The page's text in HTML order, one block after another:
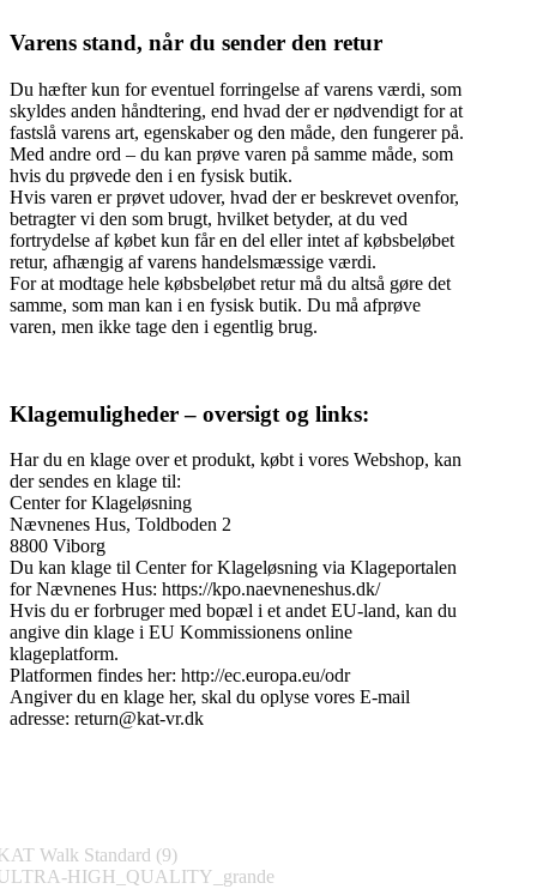
Varens stand, når du sender den retur
Du hæfter kun for eventuel forringelse af varens værdi, som
skyldes anden håndtering, end hvad der er nødvendigt for at
fastslå varens art, egenskaber og den måde, den fungerer på.
Med andre ord – du kan prøve varen på samme måde, som
hvis du prøvede den i en fysisk butik.
Hvis varen er prøvet udover, hvad der er beskrevet ovenfor,
betragter vi den som brugt, hvilket betyder, at du ved
fortrydelse af købet kun får en del eller intet af købsbeløbet
retur, afhængig af varens handelsmæssige værdi.
For at modtage hele købsbeløbet retur må du altså gøre det
samme, som man kan i en fysisk butik. Du må afprøve
varen, men ikke tage den i egentlig brug.
Klagemuligheder – oversigt og links:
Har du en klage over et produkt, købt i vores Webshop, kan
der sendes en klage til:
Center for Klageløsning
Nævnenes Hus, Toldboden 2
8800 Viborg
Du kan klage til Center for Klageløsning via Klageportalen
for Nævnenes Hus: https://kpo.naevneneshus.dk/
Hvis du er forbruger med bopæl i et andet EU-land, kan du
angive din klage i EU Kommissionens online
klageplatform.
Platformen findes her: http://ec.europa.eu/odr
Angiver du en klage her, skal du oplyse vores E-mail
adresse: return@kat-vr.dk